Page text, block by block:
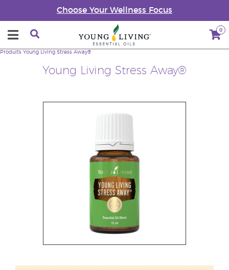
Choose Your Wellness Focus
0
Young Living Stress Away®
Produits Young Living Stress Away®